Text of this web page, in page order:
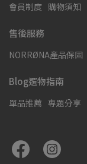
會員制度 購物須知
售後服務
NORRØNA產品保固
Blog選物指南
單品推薦 專題分享